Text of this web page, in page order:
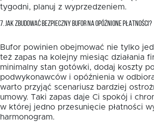
tygodni, planuj z wyprzedzeniem.
7. JAK ZBUDOWAĆ BEZPIECZNY BUFOR NA OPÓŹNIONE PŁATNOŚCI?
Bufor powinien obejmować nie tylko
też zapas na kolejny miesiąc działania
minimalny stan gotówki, dodaj koszty
podwykonawców i opóźnienia w
warto przyjąć scenariusz bardziej
umowy. Taki zapas daje Ci spokój i
w której jedno przesunięcie płatności
harmonogram.